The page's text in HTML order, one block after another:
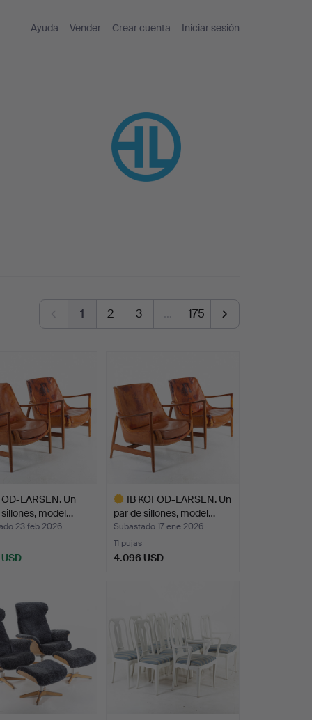
Ayuda Vender Crear cuenta Iniciar sesión
1 2 3 … 175
LARSEN. Un
sillones, model…
23 feb 2026
IB KOFOD-LARSEN. Un
par de sillones, model…
Subastado 17 ene 2026
11 pujas
4.096 USD